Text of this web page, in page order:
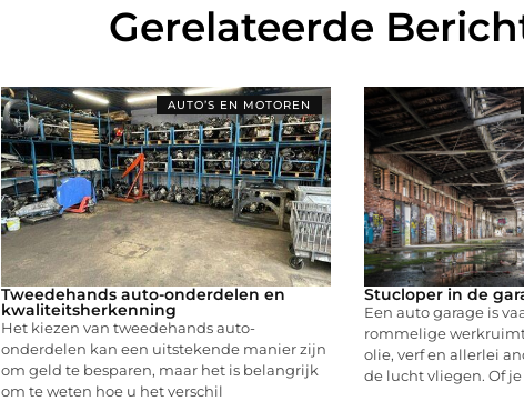
Gerelateerde
AUTO’S EN MOTOREN
Tweedehands auto-onderdelen en
kwaliteitsherkenning
Het kiezen van tweedehands auto-
onderdelen kan een uitstekende manier zijn
om geld te besparen, maar het is belangrijk
om te weten hoe u het verschil
Stucloper in de
Een auto garage is
rommelige
olie, verf en allerlei
de lucht vliegen. Of